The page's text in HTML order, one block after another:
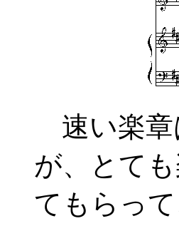
速い楽章
が、とて
てもらっ